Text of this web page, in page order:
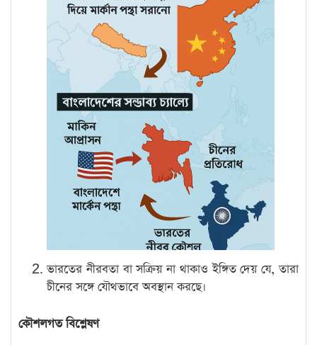
ভারতের নীরবতা বা সক্রিয় না থাকাও ইঙ্গিত দেয় যে, তারা
চীনের সঙ্গে যৌথভাবে অবস্থান করছে।
কৌশলগত বিশ্লেষণ